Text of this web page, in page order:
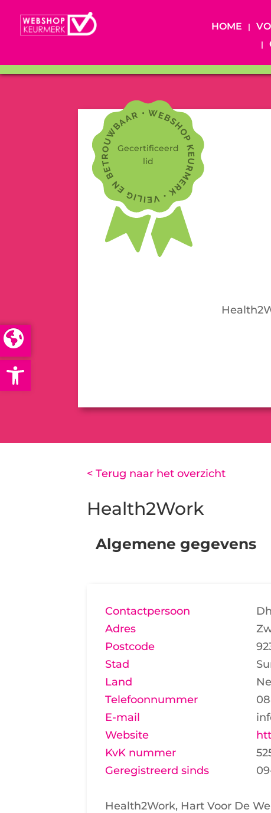
Open toolbar
HOME
Gecertificeerd
lid
< Terug naar het overzicht
Health2Work
Algemene gegevens
Contactpersoon
Adres
Postcode
Stad
Land
Telefoonnummer
E-mail
Website
KvK nummer
Geregistreerd sinds
Health2Work, Hart Voor De